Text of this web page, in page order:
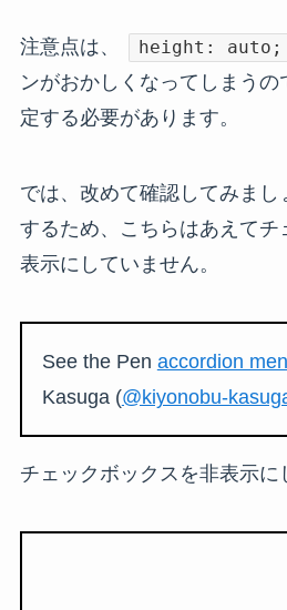
注意点は、 height: auto;
ンがおかしくなってしまう
定する必要があります。
では、改めて確認してみまし
するため、こちらはあえてチ
表示にしていません。
See the Pen accordion
Kasuga (@kiyonobu-
チェックボックスを非表示に